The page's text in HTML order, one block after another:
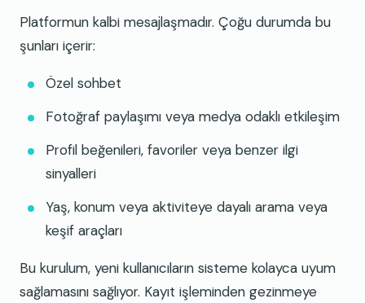
Platformun kalbi mesajlaşmadır. Çoğu durumda bu
şunları içerir:
Özel sohbet
Fotoğraf paylaşımı veya medya odaklı etkileşim
Profil beğenileri, favoriler veya benzer ilgi
sinyalleri
Yaş, konum veya aktiviteye dayalı arama veya
keşif araçları
Bu kurulum, yeni kullanıcıların sisteme kolayca uyum
sağlamasını sağlıyor. Kayıt işleminden gezinmeye